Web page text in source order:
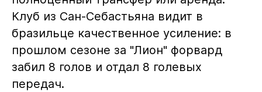
Клуб из Сан-Себастьяна видит в
бразильце качественное усиление: в
прошлом сезоне за "Лион" форвард
забил 8 голов и отдал 8 голевых
передач.